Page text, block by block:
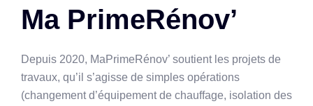
Ma PrimeRénov’
Depuis 2020, MaPrimeRénov’ soutient les projets de
travaux, qu’il s’agisse de simples opérations
(changement d’équipement de chauffage, isolation des